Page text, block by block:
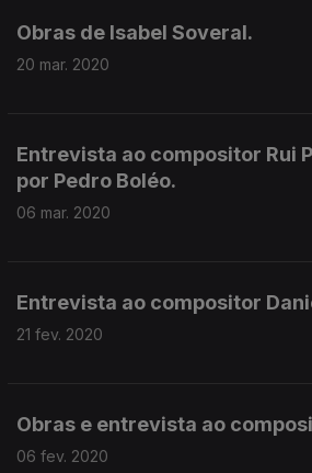
Obras de Isabel Soveral.
20 mar. 2020
Entrevista ao compositor Rui
por Pedro Boléo.
06 mar. 2020
Entrevista ao compositor
21 fev. 2020
Obras e entrevista ao
06 fev. 2020